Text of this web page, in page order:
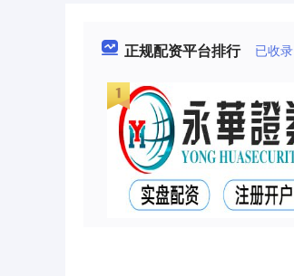
正规配资平台排行 已收录